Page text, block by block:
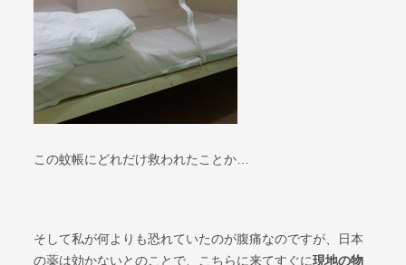
この蚊帳にどれだけ救われたことか…
そして私が何よりも恐れていたのが腹痛なのですが、日本
の薬は効かないとのことで、こちらに来てすぐに現地の物